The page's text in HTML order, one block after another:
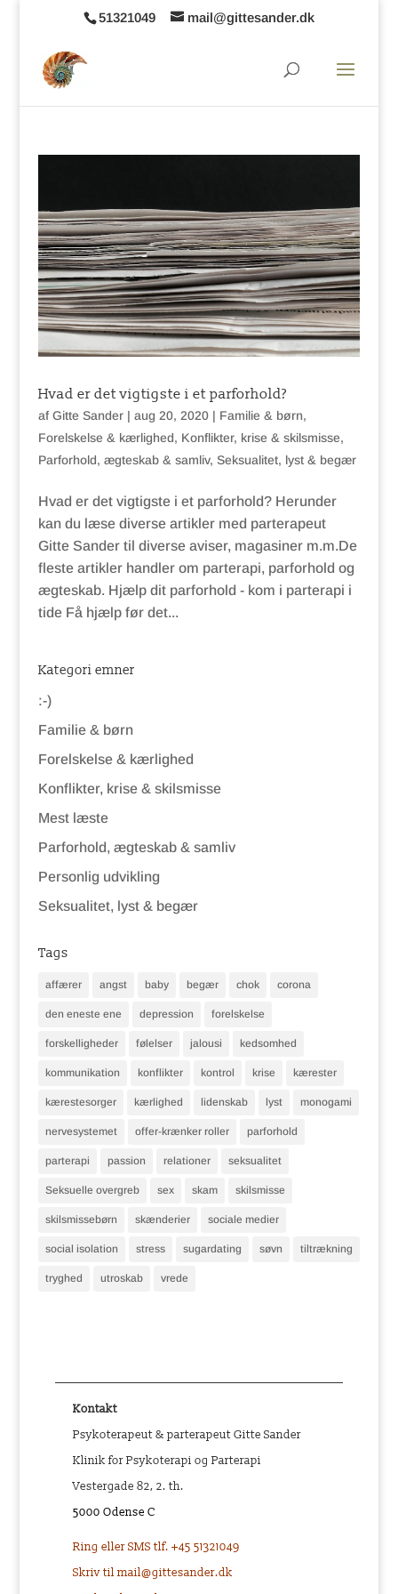
51321049 mail@gittesander.dk
Hvad er det vigtigste i et parforhold?
afGitte Sander| aug 20, 2020| Familie & børn,
Forelskelse & kærlighed, Konflikter, krise & skilsmisse,
Parforhold, ægteskab & samliv, Seksualitet, lyst & begær
Hvad er det vigtigste i et parforhold? Herunder
kan du læse diverse artikler med parterapeut
Gitte Sander til diverse aviser, magasiner m.m.De
fleste artikler handler om parterapi, parforhold og
ægteskab. Hjælp dit parforhold - kom i parterapi i
tide Få hjælp før det...
Kategori emner
:-)
Familie & børn
Forelskelse & kærlighed
Konflikter, krise & skilsmisse
Mest læste
Parforhold, ægteskab & samliv
Personlig udvikling
Seksualitet, lyst & begær
Tags
affærer angst baby begær chok corona
den eneste ene depression forelskelse
forskelligheder følelser jalousi kedsomhed
kommunikation konflikter kontrol krise kærester
kærestesorger kærlighed lidenskab lyst monogami
nervesystemet offer-krænker roller parforhold
parterapi passion relationer seksualitet
Seksuelle overgreb sex skam skilsmisse
skilsmissebørn skænderier sociale medier
social isolation stress sugardating søvn tiltrækning
tryghed utroskab vrede
Kontakt
Psykoterapeut & parterapeut Gitte Sander
Klinik for Psykoterapi og Parterapi
Vestergade 82, 2. th.
5000 Odense C
Ring eller SMS tlf. +45 51321049
Skriv til mail@gittesander.dk